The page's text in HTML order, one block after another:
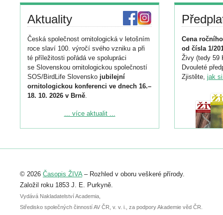
Aktuality
Česká společnost ornitologická v letošním
roce slaví 100. výročí svého vzniku a při
té příležitosti pořádá ve spolupráci
se Slovenskou ornitologickou společností
SOS/BirdLife Slovensko jubilejní
ornitologickou konferenci ve dnech 16.–
18. 10. 2026 v Brně.
Podrobnější informace ke konferenci
Registrovat se můžete do 6. září.
abstraktu přihlášené přednášky nebo
posteru je už 30. června.
... více aktualit ...
Cena
od čísla 1/
Živy (tedy 59
Dvouleté
Zjistěte, jak
© 2026 Časopis ŽIVA– Rozhled v oboru veškeré přírody.
Založil roku 1853 J. E. Purkyně.
Vydává Nakladatelství Academia,
Středisko společných činností AV ČR, v. v. i., za podpory Akademie věd ČR.